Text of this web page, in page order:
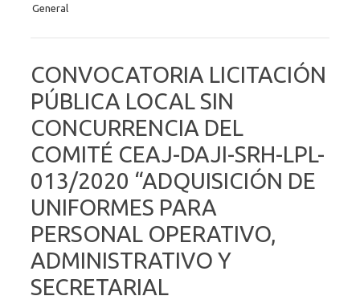
General
CONVOCATORIA LICITACIÓN
PÚBLICA LOCAL SIN
CONCURRENCIA DEL
COMITÉ CEAJ-DAJI-SRH-LPL-
013/2020 “ADQUISICIÓN DE
UNIFORMES PARA
PERSONAL OPERATIVO,
ADMINISTRATIVO Y
SECRETARIAL